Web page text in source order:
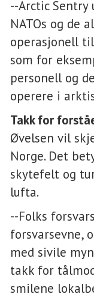
--Arctic
NATOs og de
operasjonell
som for
personell og
operere i
Takk for
Øvelsen vil
Norge. Det
skytefelt og
lufta.
--Folks
forsvarsevne,
med sivile
takk for
smilene